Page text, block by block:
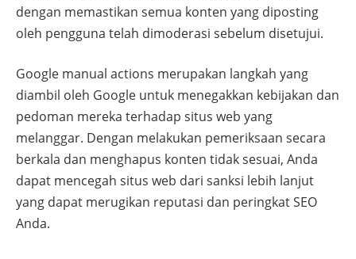
dengan memastikan semua konten yang diposting
oleh pengguna telah dimoderasi sebelum disetujui.
Google manual actions merupakan langkah yang
diambil oleh Google untuk menegakkan kebijakan dan
pedoman mereka terhadap situs web yang
melanggar. Dengan melakukan pemeriksaan secara
berkala dan menghapus konten tidak sesuai, Anda
dapat mencegah situs web dari sanksi lebih lanjut
yang dapat merugikan reputasi dan peringkat SEO
Anda.